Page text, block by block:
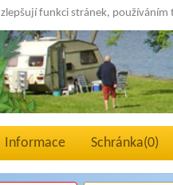
funkci stránek,
Informace Schránka(0)